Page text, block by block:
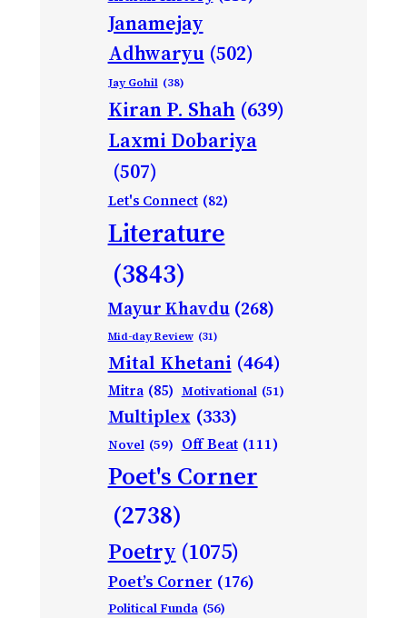
Janamejay
Adhwaryu (502)
Jay Gohil (38)
Kiran P. Shah (639)
Laxmi Dobariya
(507)
Let's Connect (82)
Literature
(3843)
Mayur Khavdu (268)
Mid-day Review (31)
Mital Khetani (464)
Mitra (85) Motivational (51)
Multiplex (333)
Novel (59) Off Beat (111)
Poet's Corner
(2738)
Poetry (1075)
Poet’s Corner (176)
Political Funda (56)